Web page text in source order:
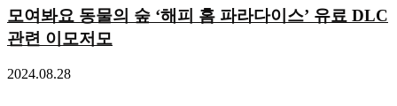
모여봐요 동물의 숲 ‘해피 홈 파라다이스’ 유료 DLC
관련 이모저모
2024.08.28